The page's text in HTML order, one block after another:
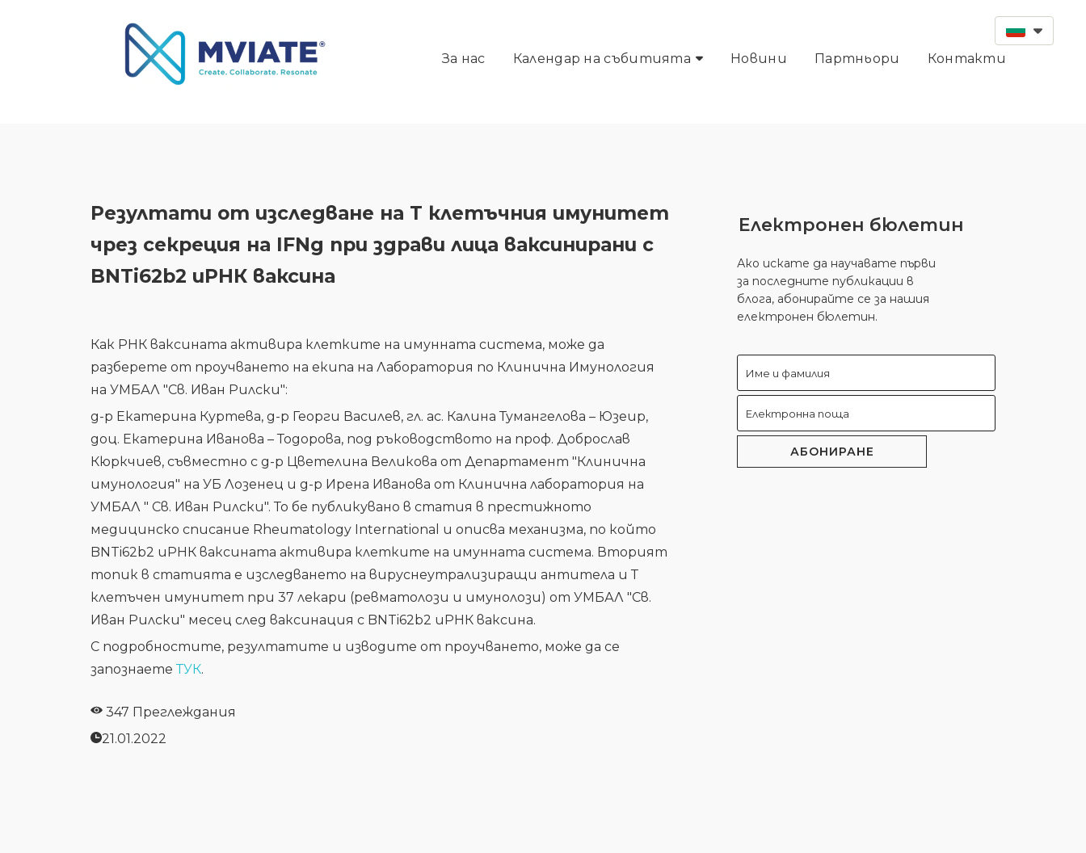
За нас Календар на събитията Новини Партньори Контакти
Резултати от изследване на Т клетъчния имунитет
чрез секреция на IFNg при здрави лица ваксинирани с
BNTi62b2 иРНК ваксина
Как РНК ваксината активира клетките на имунната система, може да
разберете от проучването на екипа на Лаборатория по Клинична Имунология
на УМБАЛ "Св. Иван Рилски":
д-р Екатерина Куртева, д-р Георги Василев, гл. ас. Калина Тумангелова – Юзеир,
доц. Екатерина Иванова – Тодорова, под ръководството на проф. Доброслав
Кюркчиев, съвместно с д-р Цветелина Великова от Департамент "Клинична
имунология" на УБ Лозенец и д-р Ирена Иванова от Клинична лаборатория на
УМБАЛ " Св. Иван Рилски". То бе публикувано в статия в престижното
медицинско списание Rheumatology International и описва механизма, по който
BNTi62b2 иРНК ваксината активира клетките на имунната система. Вторият
топик в статията е изследването на вируснеутрализиращи антитела и Т
клетъчен имунитет при 37 лекари (ревматолози и имунолози) от УМБАЛ "Св.
Иван Рилски" месец след ваксинация с BNTi62b2 иРНК ваксина.
С подробностите, резултатите и изводите от проучването, може да се
запознаетеТУК.
347 Преглеждания
21.01.2022
Електронен бюлетин
Ако искате да научавате първи
за последните публикации в
блога, абонирайте се за нашия
електронен бюлетин.
АБОНИРАНЕ